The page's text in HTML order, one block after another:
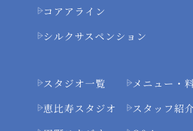
コアアライン
シルクサスペンション
スタジオ一覧
恵比寿スタジオ
メニュー・
スタッフ紹